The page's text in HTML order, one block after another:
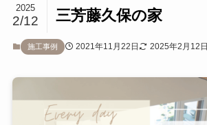
三芳藤久保の家
2025
2/12
施工事例 2021年11月22日 2025年2月12日